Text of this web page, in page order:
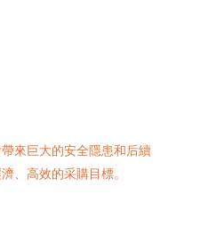
帶來巨大的安全隱患和后續
、高效的采購目標。